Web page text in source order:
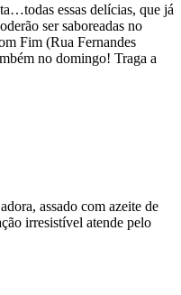
essas delícias, que já
ser saboreadas no
Fim (Rua Fernandes
no domingo! Traga a
assado com azeite de
irresistível atende pelo